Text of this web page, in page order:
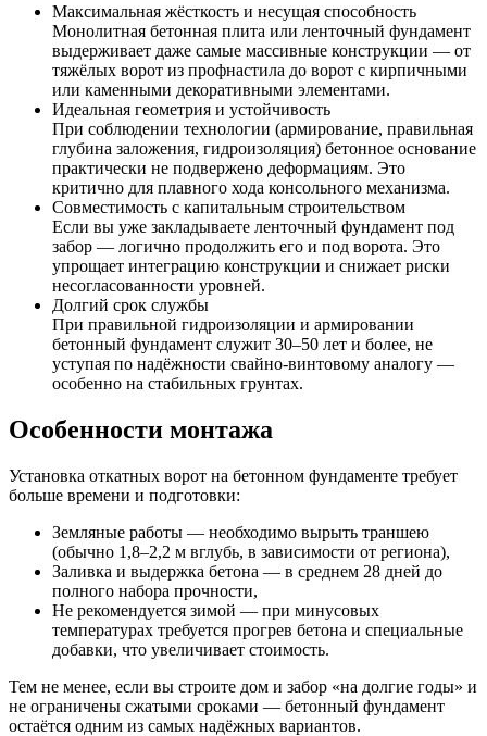
Максимальная жёсткость и несущая способность
Монолитная бетонная плита или ленточный фундамент
выдерживает даже самые массивные конструкции — от
тяжёлых ворот из профнастила до ворот с кирпичными
или каменными декоративными элементами.
Идеальная геометрия и устойчивость
При соблюдении технологии (армирование, правильная
глубина заложения, гидроизоляция) бетонное основание
практически не подвержено деформациям. Это
критично для плавного хода консольного механизма.
Совместимость с капитальным строительством
Если вы уже закладываете ленточный фундамент под
забор — логично продолжить его и под ворота. Это
упрощает интеграцию конструкции и снижает риски
несогласованности уровней.
Долгий срок службы
При правильной гидроизоляции и армировании
бетонный фундамент служит 30–50 лет и более, не
уступая по надёжности свайно-винтовому аналогу —
особенно на стабильных грунтах.
Особенности монтажа
Установка откатных ворот на бетонном фундаменте требует
больше времени и подготовки:
Земляные работы — необходимо вырыть траншею
(обычно 1,8–2,2 м вглубь, в зависимости от региона),
Заливка и выдержка бетона — в среднем 28 дней до
полного набора прочности,
Не рекомендуется зимой — при минусовых
температурах требуется прогрев бетона и специальные
добавки, что увеличивает стоимость.
Тем не менее, если вы строите дом и забор «на долгие годы» и
не ограничены сжатыми сроками — бетонный фундамент
остаётся одним из самых надёжных вариантов.